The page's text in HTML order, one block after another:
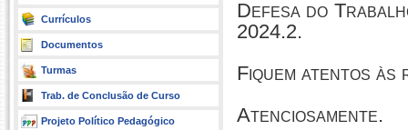
Currículos
Documentos
Turmas
Trab. de Conclusão de Curso
Projeto Político Pedagógico
Defesa do
2024.2.
Fiquem atentos
Atenciosamente.